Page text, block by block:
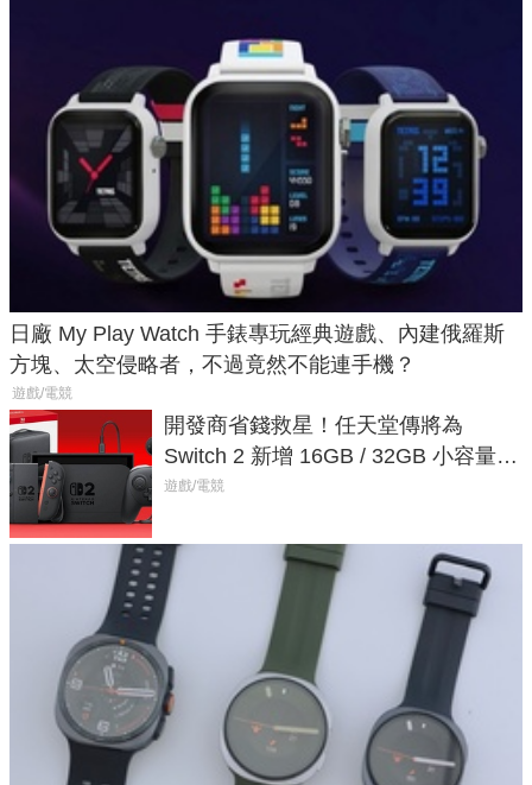
日廠 My Play Watch 手錶專玩經典遊戲、內建俄羅斯
方塊、太空侵略者，不過竟然不能連手機？
遊戲/電競
開發商省錢救星！任天堂傳將為
Switch 2 新增 16GB / 32GB 小容量遊
戲卡的選擇
遊戲/電競